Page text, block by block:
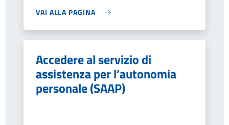
VAI ALLA PAGINA
Accedere al servizio di
assistenza per l’autonomia
personale (SAAP)